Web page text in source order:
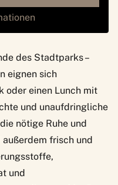
des Stadtparks –
eignen sich
oder einen Lunch mit
und unaufdringliche
nötige Ruhe und
frisch und
und